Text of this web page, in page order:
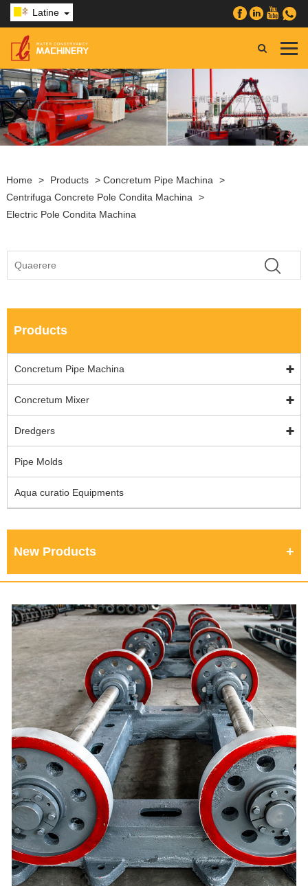
Latine
Home > Products > Concretum Pipe Machina
>
Centrifuga Concrete Pole Condita Machina
>
Electric Pole Condita Machina
Products
Concretum Pipe Machina
Concretum Mixer
Dredgers
Pipe Molds
Aqua curatio Equipments
New Products